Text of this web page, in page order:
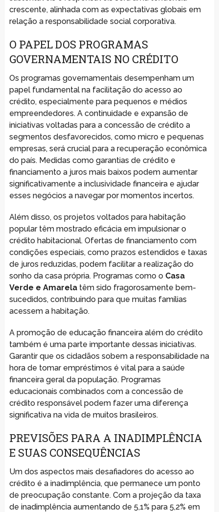
crescente, alinhada com as expectativas globais em
relação a responsabilidade social corporativa.
O PAPEL DOS PROGRAMAS
GOVERNAMENTAIS NO CRÉDITO
Os programas governamentais desempenham um
papel fundamental na facilitação do acesso ao
crédito, especialmente para pequenos e médios
empreendedores. A continuidade e expansão de
iniciativas voltadas para a concessão de crédito a
segmentos desfavorecidos, como micro e pequenas
empresas, será crucial para a recuperação econômica
do país. Medidas como garantias de crédito e
financiamento a juros mais baixos podem aumentar
significativamente a inclusividade financeira e ajudar
esses negócios a navegar por momentos incertos.
Além disso, os projetos voltados para habitação
popular têm mostrado eficácia em impulsionar o
crédito habitacional. Ofertas de financiamento com
condições especiais, como prazos estendidos e taxas
de juros reduzidas, podem facilitar a realização do
sonho da casa própria. Programas como o Casa
Verde e Amarelatêm sido fragorosamente bem-
sucedidos, contribuindo para que muitas famílias
acessem a habitação.
A promoção de educação financeira além do crédito
também é uma parte importante dessas iniciativas.
Garantir que os cidadãos sobem a responsabilidade na
hora de tomar empréstimos é vital para a saúde
financeira geral da população. Programas
educacionais combinados com a concessão de
crédito responsável podem fazer uma diferença
significativa na vida de muitos brasileiros.
PREVISÕES PARA A INADIMPLÊNCIA
E SUAS CONSEQUÊNCIAS
Um dos aspectos mais desafiadores do acesso ao
crédito é a inadimplência, que permanece um ponto
de preocupação constante. Com a projeção da taxa
de inadimplência aumentando de 5,1% para 5,2% em